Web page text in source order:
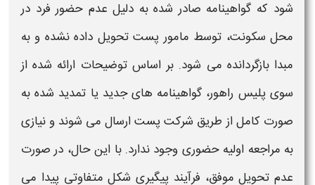
شود که گواهینامه صادر شده به دلیل عدم حضور فرد در
محل سکونت، توسط مامور پست تحویل داده نشده و به
مبدا بازگردانده می شود. بر اساس توضیحات ارائه شده از
سوی پلیس راهور، گواهینامه های جدید یا تمدید شده به
صورت کامل از طریق شرکتپستارسال می شوند و نیازی
به مراجعه اولیه حضوری وجود ندارد. با این حال، در صورت
عدم تحویل موفق، فرآیند پیگیری شکل متفاوتی پیدا می